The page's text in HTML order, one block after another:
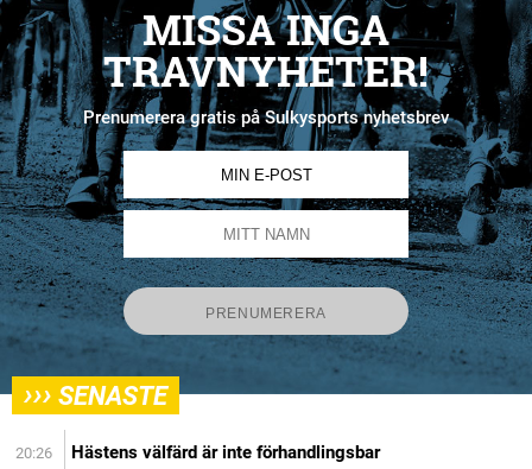
MISSA INGA
TRAVNYHETER!
Prenumerera gratis på Sulkysports nyhetsbrev
››› SENASTE
20:26 Hästens välfärd är inte förhandlingsbar